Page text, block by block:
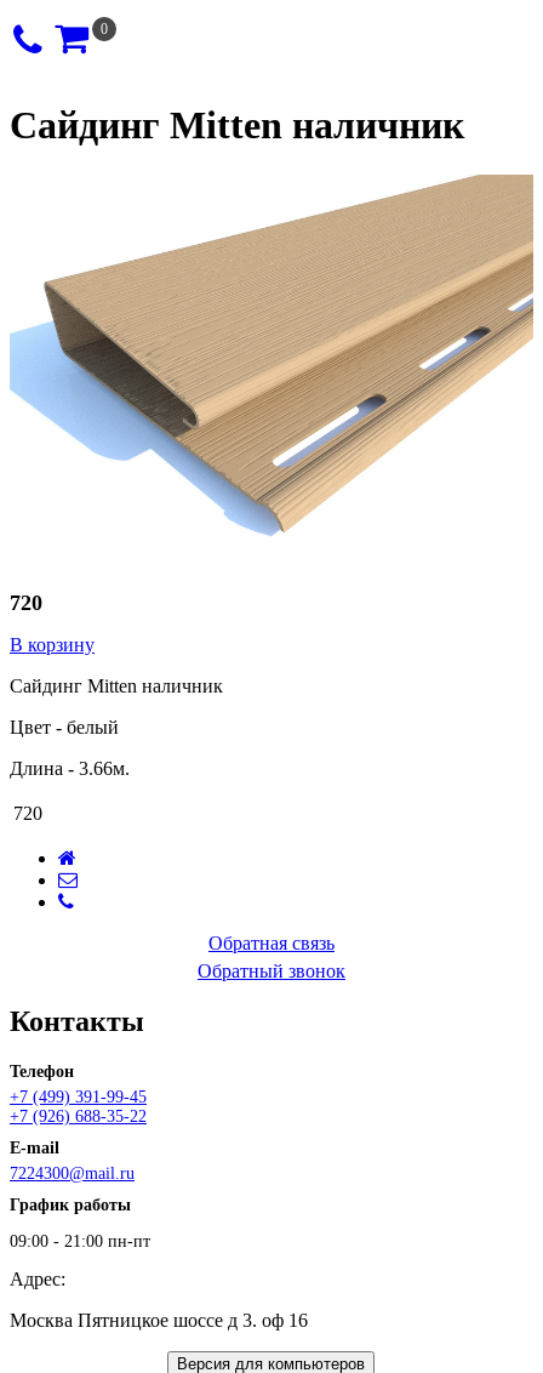
0
Сайдинг Мitten наличник
720
В корзину
Сайдинг Mitten наличник
Цвет - белый
Длина - 3.66м.
720
Обратная связь
Обратный звонок
Контакты
Телефон
+7 (499) 391-99-45
+7 (926) 688-35-22
E-mail
7224300@mail.ru
График работы
09:00 - 21:00 пн-пт
Адрес:
Москва Пятницкое шоссе д 3. оф 16